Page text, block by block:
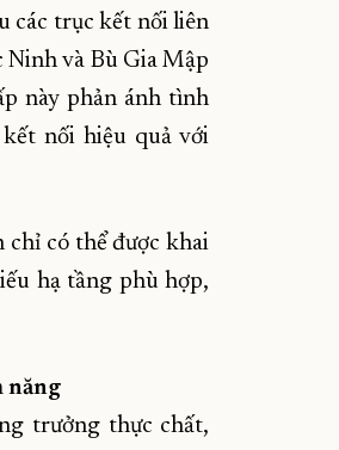
các trục kết nối liên
Ninh và Bù Gia Mập
này phản ánh tình
nối hiệu quả với
có thể được khai
hạ tầng phù hợp,
năng
trưởng thực chất,